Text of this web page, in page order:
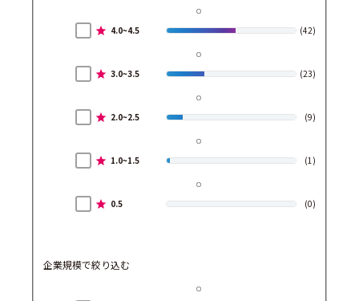
4.0~4.5 (42)
3.0~3.5 (23)
2.0~2.5 (9)
1.0~1.5 (1)
0.5 (0)
企業規模で絞り込む